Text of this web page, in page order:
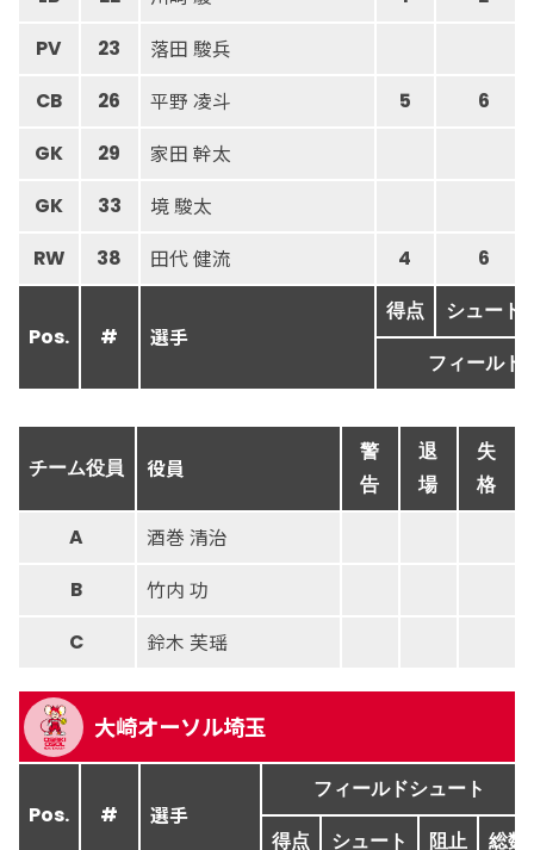
PV 23 落田 駿兵
CB 26 平野 凌斗 5 6
GK 29 家田 幹太
GK 33 境 駿太
RW 38 田代 健流 4 6
Pos. # 選手
得点 シュート
フィールド
チーム役員 役員
警
告
退
場
失
格
A 酒巻 清治
B 竹内 功
C 鈴木 芙瑶
大崎オーソル埼玉
Pos. # 選手
フィールドシュート
得点 シュート 阻止 総数